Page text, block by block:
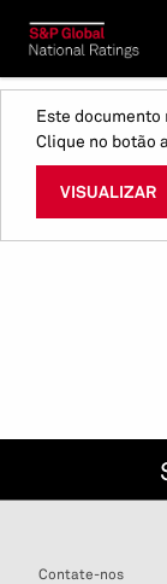
Este documento
Clique no botão
VISUALIZAR
Contate-nos